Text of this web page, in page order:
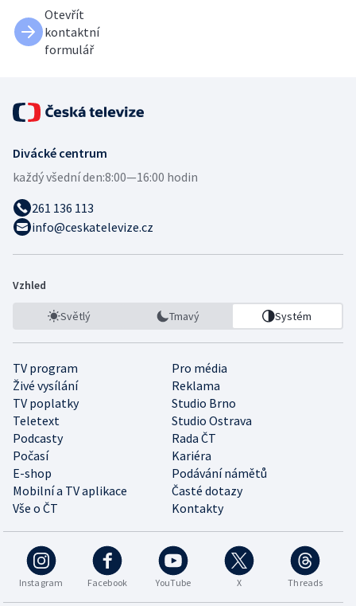
Otevřít
kontaktní
formulář
Divácké centrum
každý všední den:8:00—16:00 hodin
261 136 113
info@ceskatelevize.cz
Vzhled
Světlý Tmavý Systém
TV program
Pro média
Živé vysílání
Reklama
TV poplatky
Studio Brno
Teletext
Studio Ostrava
Podcasty
Rada ČT
Počasí
Kariéra
E-shop
Podávání námětů
Mobilní a TV aplikace
Časté dotazy
Vše o ČT
Kontakty
Instagram Facebook YouTube X Threads